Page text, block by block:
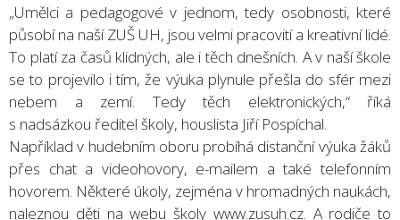
„Umělci a pedagogové v jednom, tedy osobnosti, které
působí na naší ZUŠ UH, jsou velmi pracovití a kreativní lidé.
To platí za časů klidných, ale i těch dnešních. A v naší škole
se to projevilo i tím, že výuka plynule přešla do sfér mezi
nebem a zemí. Tedy těch elektronických,“ říká
s nadsázkou ředitel školy, houslista Jiří Pospíchal.
Například v hudebním oboru probíhá distanční výuka žáků
přes chat a videohovory, e-mailem a také telefonním
hovorem. Některé úkoly, zejména v hromadných naukách,
naleznou děti na webu školy www.zusuh.cz. A rodiče to